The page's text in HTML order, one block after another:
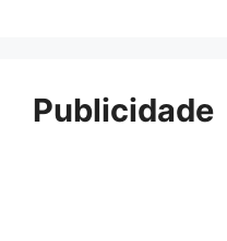
Publicidade